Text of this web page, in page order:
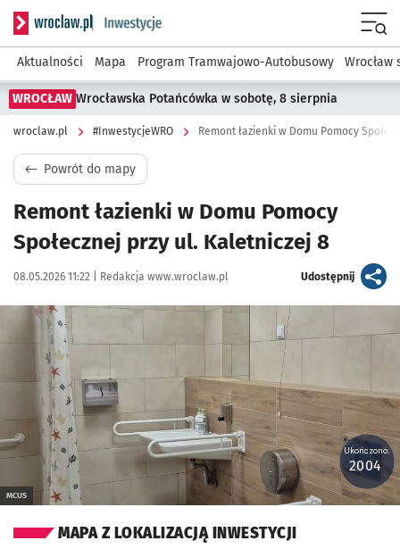
Serwis informacyjny wroclaw.pl podserwis:
Aktualności Mapa Program Tramwajowo-Autobusowy Wrocław
WROCŁAW Wrocławska Potańcówka w sobotę, 8 sierpnia
wroclaw.pl #InwestycjeWRO Remont łazienki w Domu Pomocy
Powrót do mapy
Remont łazienki w Domu Pomocy
Społecznej przy ul. Kaletniczej 8
Data publikacji:
08.05.2026 11:22 | Autor:
Redakcja www.wroclaw.pl Udostępnijartykuł
Kliknij, aby powiększyć
MCUS
Ukończono:
2004
MAPA Z LOKALIZACJĄ INWESTYCJI